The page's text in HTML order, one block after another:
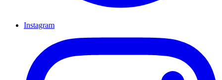
Instagram